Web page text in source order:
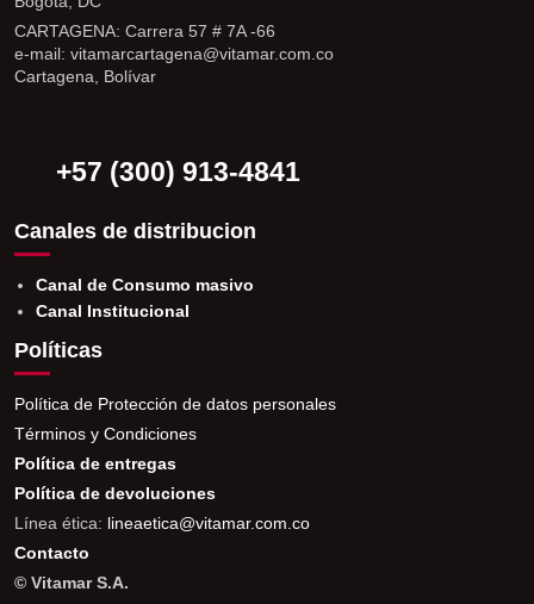
CARTAGENA: Carrera 57 # 7A -66
e-mail: vitamarcartagena@vitamar.com.co
Cartagena, Bolívar
+57 (300) 913-4841
Canales de distribucion
Canal de Consumo masivo
Canal Institucional
Políticas
Política de Protección de datos personales
Términos y Condiciones
Política de entregas
Política de devoluciones
Línea ética: lineaetica@vitamar.com.co
Contacto
© Vitamar S.A.